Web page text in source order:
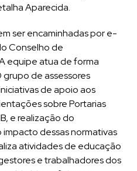
Aparecida.
ser encaminhadas por e-
Conselho de
equipe atua de forma
de assessores
de apoio aos
sobre Portarias
e realização do
dessas normativas
atividades de educação
e trabalhadores dos